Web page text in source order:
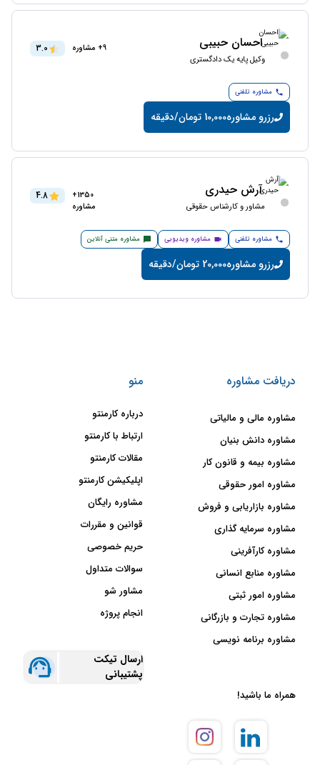
احسان حبیبی
وکیل پایه یک دادگستری
9+ مشاوره 3.0
مشاوره تلفنی
رزرو مشاوره10,000 تومان/دقیقه
آرش حیدری
مشاور و کارشناس حقوقی
1350+
مشاوره
4.8
مشاوره تلفنی مشاوره ویدیویی مشاوره متنی آنلاین
رزرو مشاوره20,000 تومان/دقیقه
دریافت مشاوره
مشاوره مالی و مالیاتی
مشاوره دانش بنیان
مشاوره بیمه و قانون کار
مشاوره امور حقوقی
مشاوره بازاریابی و فروش
مشاوره سرمایه گذاری
مشاوره کارآفرینی
مشاوره منابع انسانی
مشاوره امور ثبتی
مشاوره تجارت و بازرگانی
مشاوره برنامه نویسی
منو
درباره کارمنتو
ارتباط با کارمنتو
مقالات کارمنتو
اپلیکیشن کارمنتو
مشاوره رایگان
قوانین و مقررات
حریم خصوصی
سوالات متداول
مشاور شو
انجام پروژه
ارسال تیکت
پشتیبانی
همراه ما باشید!